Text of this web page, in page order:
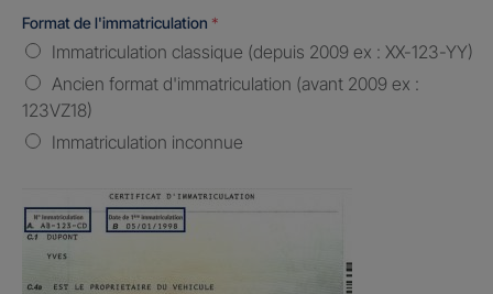
Format de l'immatriculation *
Immatriculation classique (depuis 2009 ex : XX-123-YY)
Ancien format d'immatriculation (avant 2009 ex :
123VZ18)
Immatriculation inconnue